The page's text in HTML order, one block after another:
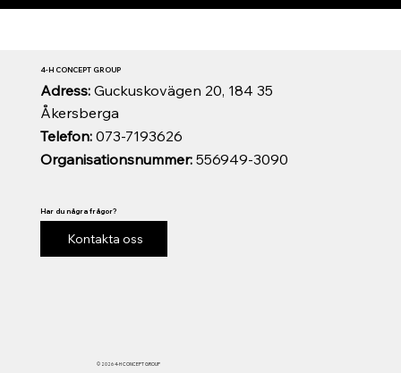
© 2026 4-H CONCEPT GROUP
Organisationsnummer:556949-3090
Telefon:073-7193626
Adress: Guckuskovägen 20, 184 35
Åkersberga
4-H CONCEPT GROUP
Har du några frågor?
Kontakta oss